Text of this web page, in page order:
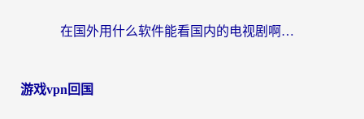
在国外用什么软件能看国内的电视剧啊？留学生亲测有效的回国加速方案
游戏vpn回国